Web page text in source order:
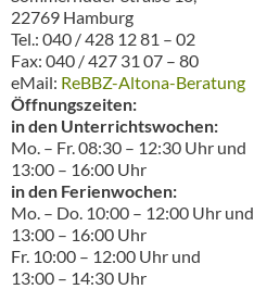
22769 Hamburg
Tel.: 040 / 428 12 81 – 02
Fax: 040 / 427 31 07 – 80
eMail: ReBBZ-Altona-Beratung
Öffnungszeiten:
in den Unterrichtswochen:
Mo. – Fr. 08:30 – 12:30 Uhr und
13:00 – 16:00 Uhr
in den Ferienwochen:
Mo. – Do. 10:00 – 12:00 Uhr und
13:00 – 16:00 Uhr
Fr. 10:00 – 12:00 Uhr und
13:00 – 14:30 Uhr